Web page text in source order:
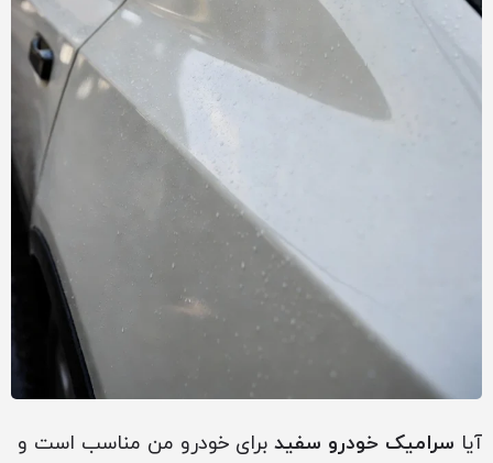
آیا سرامیک خودرو سفید برای خودرو من مناسب است و